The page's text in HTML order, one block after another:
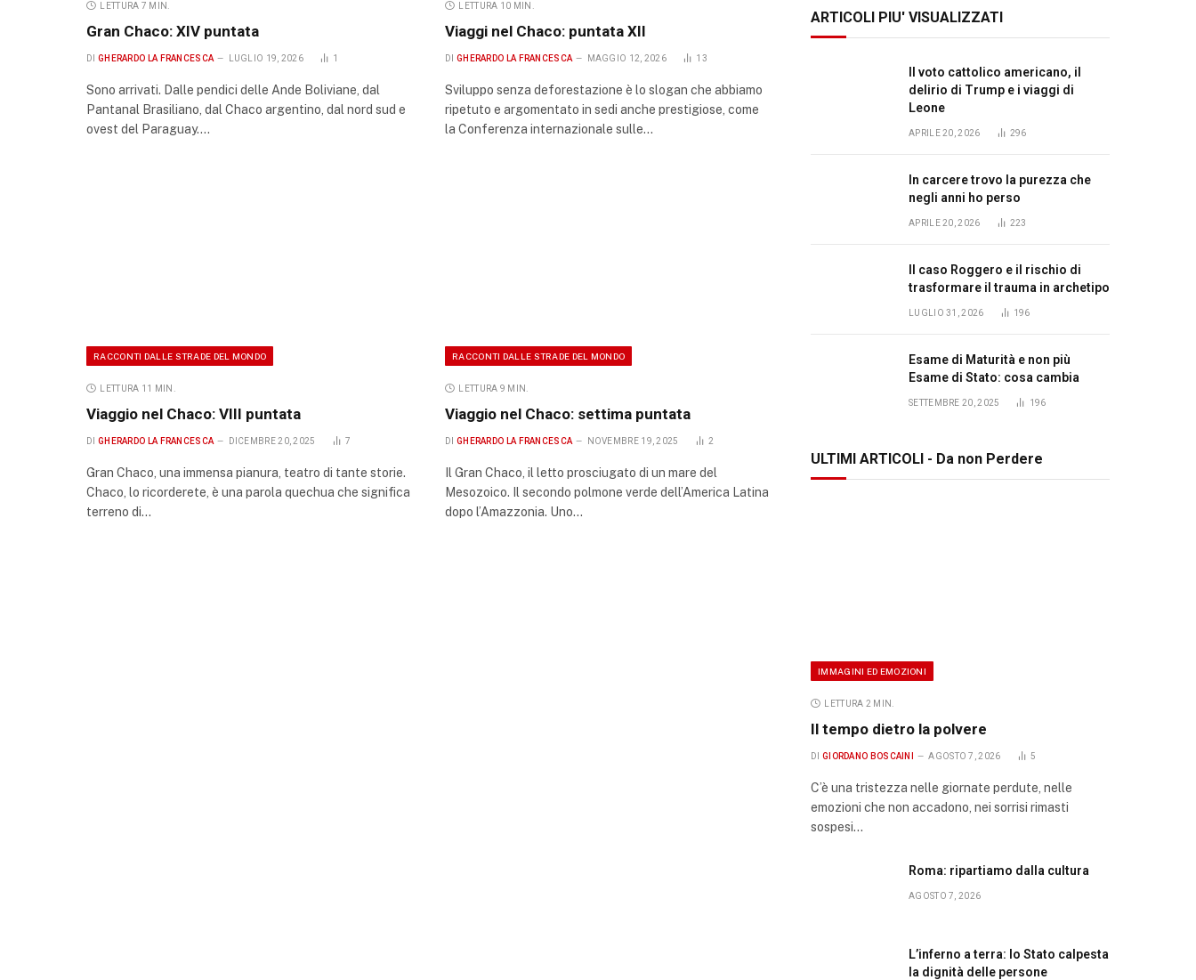
LETTURA 7 MIN.
Gran Chaco: XIV puntata
DI GHERARDO LA FRANCESCA LUGLIO 19, 2026 1
Sono arrivati. Dalle pendici delle Ande Boliviane, dal
Pantanal Brasiliano, dal Chaco argentino, dal nord sud e
ovest del Paraguay.…
LETTURA 10 MIN.
Viaggi nel Chaco: puntata XII
DI GHERARDO LA FRANCESCA MAGGIO 12, 2026 13
Sviluppo senza deforestazione è lo slogan che abbiamo
ripetuto e argomentato in sedi anche prestigiose, come
la Conferenza internazionale sulle…
RACCONTI DALLE STRADE DEL MONDO
LETTURA 11 MIN.
Viaggio nel Chaco: VIII puntata
DI GHERARDO LA FRANCESCA DICEMBRE 20, 2025 7
Gran Chaco, una immensa pianura, teatro di tante storie.
Chaco, lo ricorderete, è una parola quechua che significa
terreno di…
RACCONTI DALLE STRADE DEL MONDO
LETTURA 9 MIN.
Viaggio nel Chaco: settima puntata
DI GHERARDO LA FRANCESCA NOVEMBRE 19, 2025 2
Il Gran Chaco, il letto prosciugato di un mare del
Mesozoico. Il secondo polmone verde dell’America Latina
dopo l’Amazzonia. Uno…
ARTICOLI PIU' VISUALIZZATI
Il voto cattolico americano, il
delirio di Trump e i viaggi di
Leone
APRILE 20, 2026 296
In carcere trovo la purezza che
negli anni ho perso
APRILE 20, 2026 223
Il caso Roggero e il rischio di
trasformare il trauma in archetipo
LUGLIO 31, 2026 196
Esame di Maturità e non più
Esame di Stato: cosa cambia
SETTEMBRE 20, 2025 196
ULTIMI ARTICOLI - Da non Perdere
IMMAGINI ED EMOZIONI
LETTURA 2 MIN.
Il tempo dietro la polvere
DI GIORDANO BOSCAINI AGOSTO 7, 2026 5
C’è una tristezza nelle giornate perdute, nelle
emozioni che non accadono, nei sorrisi rimasti
sospesi…
Roma: ripartiamo dalla cultura
AGOSTO 7, 2026
L’inferno a terra: lo Stato calpesta
la dignità delle persone